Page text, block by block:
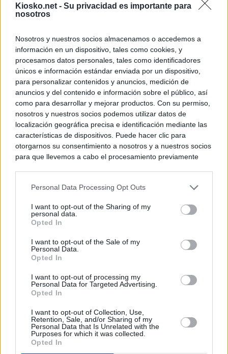
Kiosko.net - Su privacidad es importante para
nosotros
Nosotros y nuestros socios almacenamos o accedemos a
información en un dispositivo, tales como cookies, y
procesamos datos personales, tales como identificadores
únicos e información estándar enviada por un dispositivo,
para personalizar contenidos y anuncios, medición de
anuncios y del contenido e información sobre el público, así
como para desarrollar y mejorar productos. Con su permiso,
nosotros y nuestros socios podemos utilizar datos de
localización geográfica precisa e identificación mediante las
características de dispositivos. Puede hacer clic para
otorgarnos su consentimiento a nosotros y a nuestros socios
para que llevemos a cabo el procesamiento previamente
negar su consentimiento. Tenga en cuenta que algún
de su consentimiento, pero usted tiene el derecho de
rechazar tal procesamiento. Sus preferencias se aplicarán
cualquier momento entrando de nuevo en este sitio web o
visitando nuestra política de privacidad.
Personal Data Processing Opt Outs
I want to opt-out of the Sharing of my
personal data.
Opted In
I want to opt-out of the Sale of my
Personal Data.
Opted In
I want to opt-out of processing my
Personal Data for Targeted Advertising.
Opted In
I want to opt-out of Collection, Use,
Retention, Sale, and/or Sharing of my
Personal Data that Is Unrelated with the
Purposes for which it was collected.
Opted In